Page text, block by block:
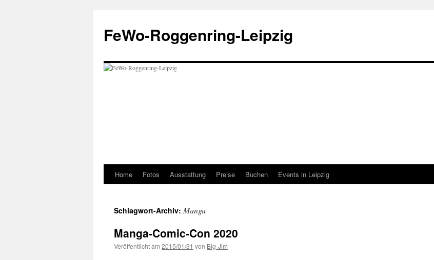
springen
FeWo-Roggenring-Leipzig
Home Fotos Ausstattung Preise Buchen Events in Leipzig
Schlagwort-Archiv: Manga
Manga-Comic-Con 2020
Veröffentlicht am 2015/01/31 von Big-Jim